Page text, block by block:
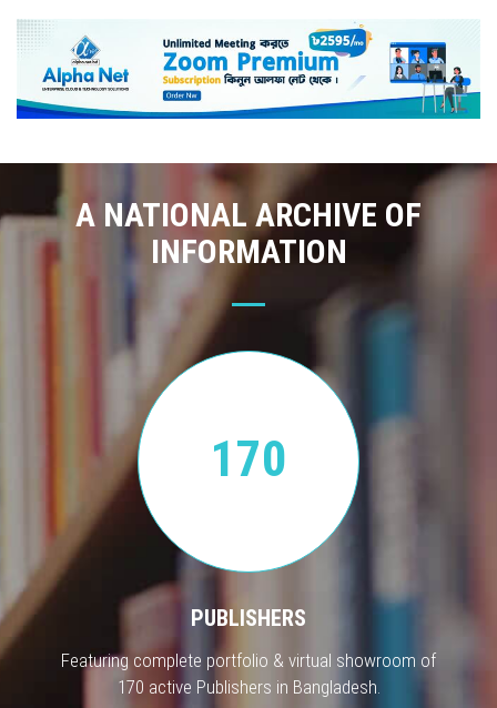
A NATIONAL ARCHIVE OF
INFORMATION
170
PUBLISHERS
Featuring complete portfolio & virtual showroom of
170 active Publishers in Bangladesh.